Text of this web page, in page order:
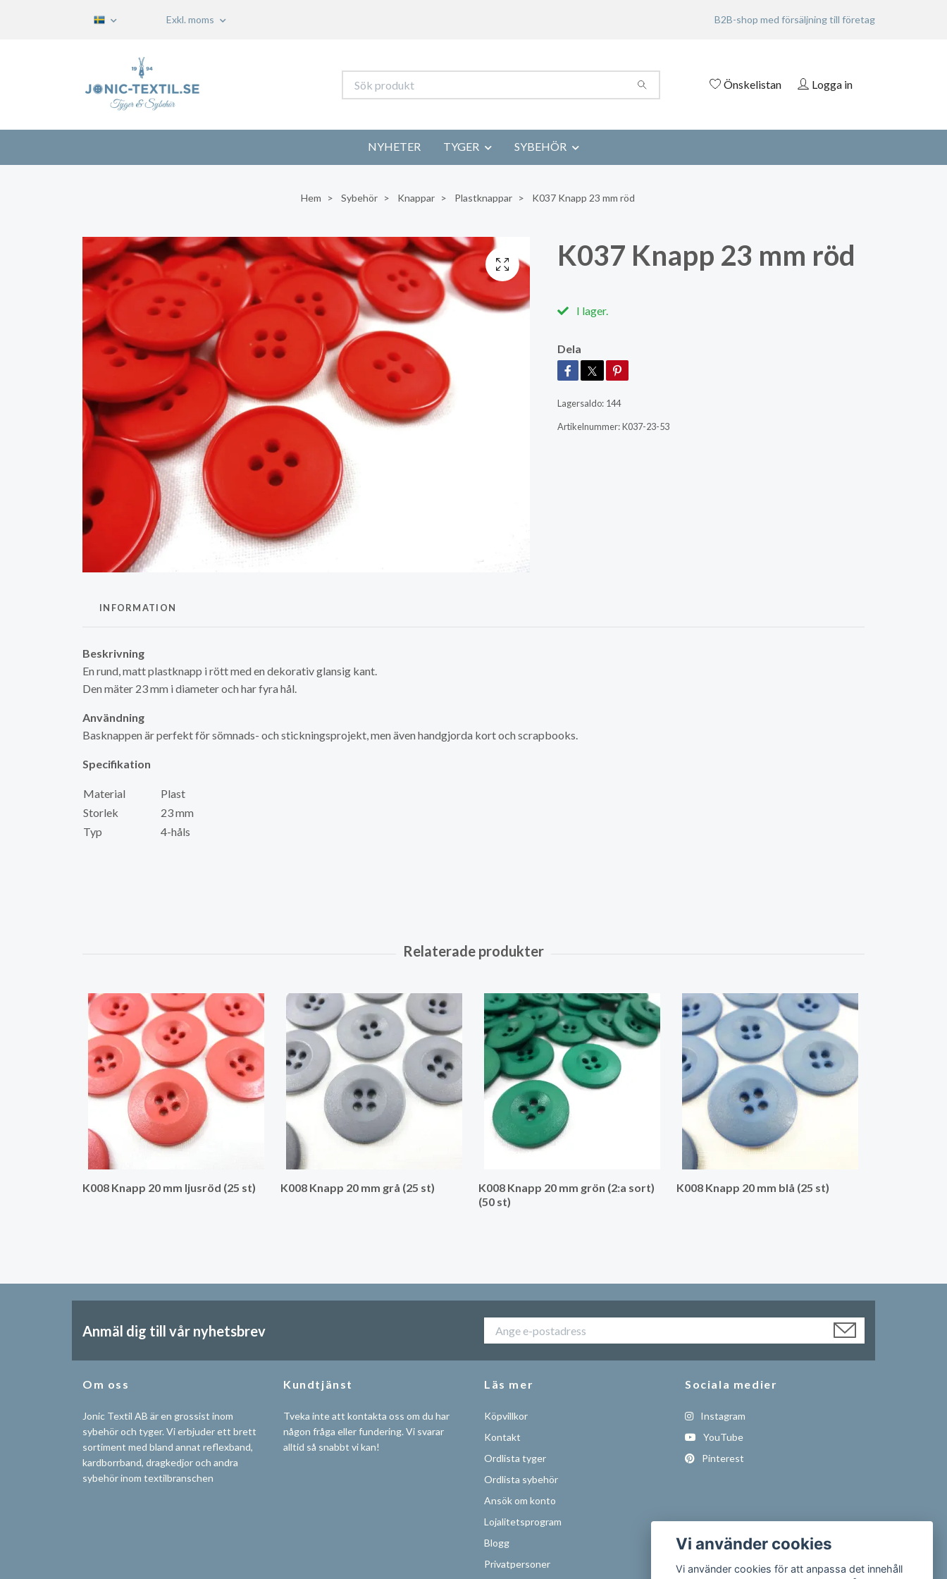
Exkl. moms B2B-shop med försäljning till företag
Önskelistan Logga in
NYHETER TYGER SYBEHÖR
Hem Sybehör Knappar Plastknappar K037 Knapp 23 mm röd
K037 Knapp 23 mm röd
I lager.
Dela
Lagersaldo: 144
Artikelnummer:K037-23-53
INFORMATION
Beskrivning
En rund, matt plastknapp i rött med en dekorativ glansig kant.
Den mäter 23 mm i diameter och har fyra hål.
Användning
Basknappen är perfekt för sömnads- och stickningsprojekt, men även handgjorda kort och scrapbooks.
Specifikation
Material
Plast
Storlek
23 mm
Typ
4-håls
K008 Knapp 20 mm ljusröd (25 st) K008 Knapp 20 mm grå (25 st)
K008 Knapp 20 mm grön (2:a sort)
(50 st)
K008 Knapp 20 mm blå (25 st)
Anmäl dig till vår nyhetsbrev
Om oss
Jonic Textil AB är en grossist inom
sybehör och tyger. Vi erbjuder ett brett
sortiment med bland annat reflexband,
kardborrband, dragkedjor och andra
sybehör inom textilbranschen
Kundtjänst
Tveka inte att kontakta oss om du har
någon fråga eller fundering. Vi svarar
alltid så snabbt vi kan!
Läs mer
Köpvillkor
Kontakt
Ordlista tyger
Ordlista sybehör
Ansök om konto
Lojalitetsprogram
Blogg
Privatpersoner
Sociala medier
Instagram
YouTube
Pinterest
Vi använder cookies
Vi använder cookies för att anpassa det innehåll